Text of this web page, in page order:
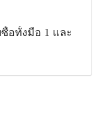
ซื้อทั้งมือ 1 และ